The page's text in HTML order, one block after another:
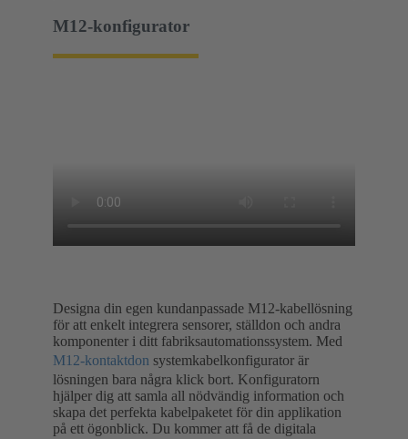
M12-konfigurator
Designa din egen kundanpassade M12-kabellösning
för att enkelt integrera sensorer, ställdon och andra
komponenter i ditt fabriksautomationssystem. Med
M12-kontaktdon systemkabelkonfigurator är
lösningen bara några klick bort. Konfiguratorn
hjälper dig att samla all nödvändig information och
skapa det perfekta kabelpaketet för din applikation
på ett ögonblick. Du kommer att få de digitala